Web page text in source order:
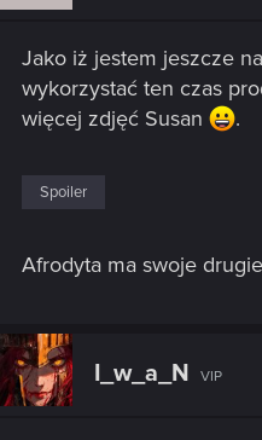
Jako iż jestem jeszcze
wykorzystać ten czas
więcej zdjęć Susan
.
Spoiler
Afrodyta ma swoje
I_w_a_N VIP